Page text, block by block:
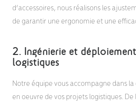
d’accessoires, nous réalisons les
de garantir une ergonomie et une
2. Ingénierie et
logistiques
Notre équipe vous accompagne dans
en oeuvre de vos projets logistiques. De